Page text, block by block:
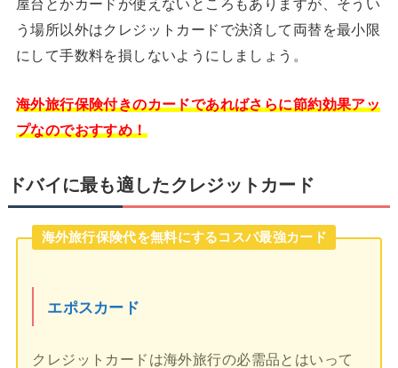
屋台とかカードが使えないところもありますが、そうい
う場所以外はクレジットカードで決済して両替を最小限
にして手数料を損しないようにしましょう。
海外旅行保険付きのカードであればさらに節約効果アッ
プなのでおすすめ！
ドバイに最も適したクレジットカード
海外旅行保険代を無料にするコスパ最強カード
エポスカード
クレジットカードは海外旅行の必需品とはいって